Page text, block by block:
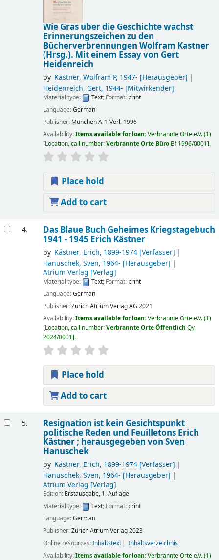
Wie Gras über die Geschichte wächst
Erinnerungszeichen zu den
Bücherverbrennungen Wolfram Kastner
(Hrsg.). Mit einem Essay von Gert
Heidenreich
by Kastner, Wolfram P, 1947- [Herausgeber]
Heidenreich, Gert, 1944- [Mitwirkender]
Material type: Text; Format: print
Language:German
Publisher: MünchenA-1-Verl. 1996
Availability:Items available for loan:Verbrannte Orte e.V.(1)
Location, call number:Verbrannte Orte Büro Bf 1996/0001 .
Place hold
Add to cart
4. Das Blaue Buch Geheimes Kriegstagebuch
1941 - 1945 Erich Kästner
by Kästner, Erich, 1899-1974[Verfasser]
Hanuschek, Sven, 1964- [Herausgeber]
Atrium Verlag [Verlag]
Material type: Text; Format: print
Language:German
Publisher:ZürichAtrium Verlag AG 2021
Availability:Items available for loan:Verbrannte Orte e.V.(1)
Location, call number:Verbrannte Orte Öffentlich Qy
2024/0001 .
Place hold
Add to cart
5. Resignation ist kein Gesichtspunkt
politische Reden und Feuilletons Erich
Kästner ; herausgegeben von Sven
Hanuschek
by Kästner, Erich, 1899-1974[Verfasser]
Hanuschek, Sven, 1964- [Herausgeber]
Atrium Verlag [Verlag]
Edition: Erstausgabe, 1. Auflage
Material type:
Text; Format: print
Language:German
Publisher:ZürichAtrium Verlag2023
Online resources:Inhaltstext
Inhaltsverzeichnis
Availability:Items available for loan:Verbrannte Orte e.V.(1)